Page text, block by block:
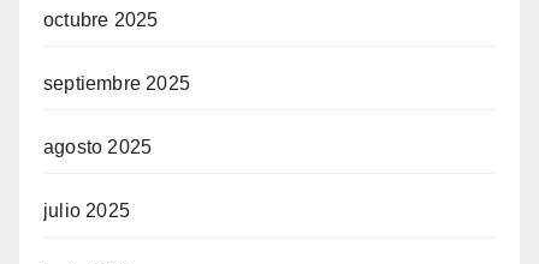
octubre 2025
septiembre 2025
agosto 2025
julio 2025